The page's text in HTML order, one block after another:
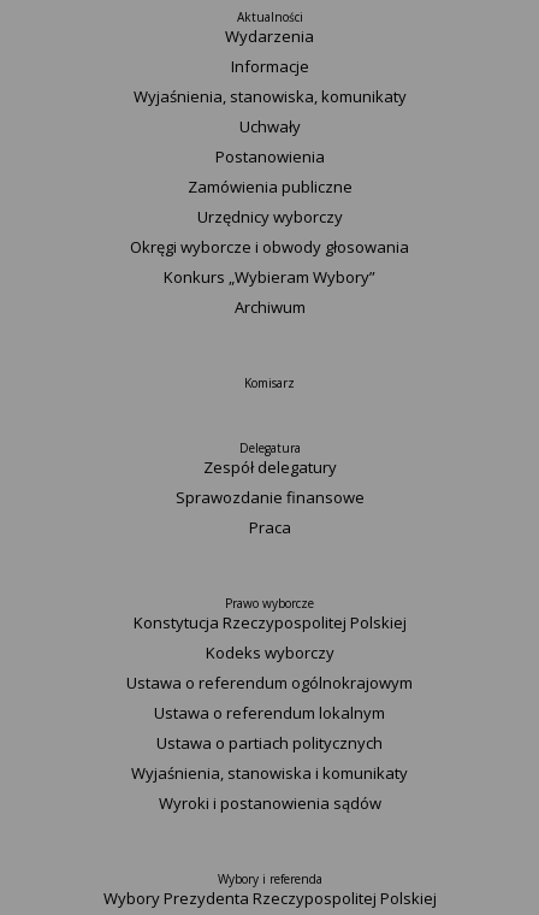
Aktualności
Wydarzenia
Informacje
Wyjaśnienia, stanowiska, komunikaty
Uchwały
Postanowienia
Zamówienia publiczne
Urzędnicy wyborczy
Okręgi wyborcze i obwody głosowania
Konkurs „Wybieram Wybory”
Archiwum
Komisarz
Delegatura
Zespół delegatury
Sprawozdanie finansowe
Praca
Prawo wyborcze
Konstytucja Rzeczypospolitej Polskiej​
Kodeks wyborczy
Ustawa o referendum ogólnokrajowym
Ustawa o referendum lokalnym
Ustawa o partiach politycznych
Wyjaśnienia, stanowiska i komunikaty
Wyroki i postanowienia sądów
Wybory i referenda
Wybory Prezydenta Rzeczypospolitej Polskiej